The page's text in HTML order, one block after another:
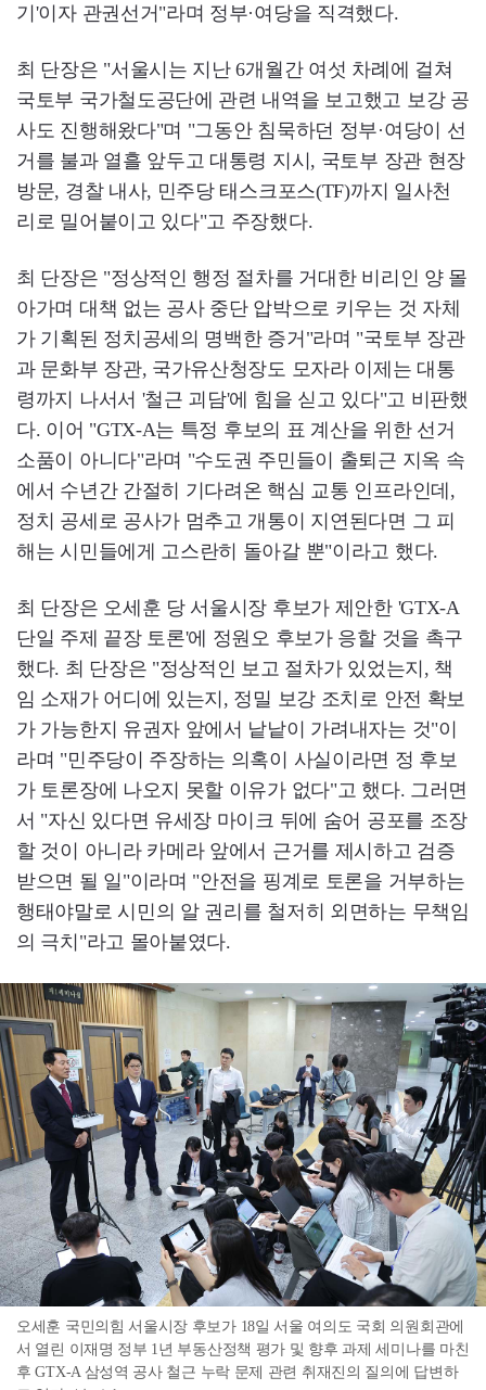
기'이자 관권선거"라며 정부·여당을 직격했다.
최 단장은 "서울시는 지난 6개월간 여섯 차례에 걸쳐
국토부 국가철도공단에 관련 내역을 보고했고 보강 공
사도 진행해왔다"며 "그동안 침묵하던 정부·여당이 선
거를 불과 열흘 앞두고 대통령 지시, 국토부 장관 현장
방문, 경찰 내사, 민주당 태스크포스(TF)까지 일사천
리로 밀어붙이고 있다"고 주장했다.
최 단장은 "정상적인 행정 절차를 거대한 비리인 양 몰
아가며 대책 없는 공사 중단 압박으로 키우는 것 자체
가 기획된 정치공세의 명백한 증거"라며 "국토부 장관
과 문화부 장관, 국가유산청장도 모자라 이제는 대통
령까지 나서서 '철근 괴담'에 힘을 싣고 있다"고 비판했
다. 이어 "GTX-A는 특정 후보의 표 계산을 위한 선거
소품이 아니다"라며 "수도권 주민들이 출퇴근 지옥 속
에서 수년간 간절히 기다려온 핵심 교통 인프라인데,
정치 공세로 공사가 멈추고 개통이 지연된다면 그 피
해는 시민들에게 고스란히 돌아갈 뿐"이라고 했다.
최 단장은 오세훈 당 서울시장 후보가 제안한 'GTX-A
단일 주제 끝장 토론'에 정원오 후보가 응할 것을 촉구
했다. 최 단장은 "정상적인 보고 절차가 있었는지, 책
임 소재가 어디에 있는지, 정밀 보강 조치로 안전 확보
가 가능한지 유권자 앞에서 낱낱이 가려내자는 것"이
라며 "민주당이 주장하는 의혹이 사실이라면 정 후보
가 토론장에 나오지 못할 이유가 없다"고 했다. 그러면
서 "자신 있다면 유세장 마이크 뒤에 숨어 공포를 조장
할 것이 아니라 카메라 앞에서 근거를 제시하고 검증
받으면 될 일"이라며 "안전을 핑계로 토론을 거부하는
행태야말로 시민의 알 권리를 철저히 외면하는 무책임
의 극치"라고 몰아붙였다.
오세훈 국민의힘 서울시장 후보가 18일 서울 여의도 국회 의원회관에
서 열린 이재명 정부 1년 부동산정책 평가 및 향후 과제 세미나를 마친
후 GTX-A 삼성역 공사 철근 누락 문제 관련 취재진의 질의에 답변하